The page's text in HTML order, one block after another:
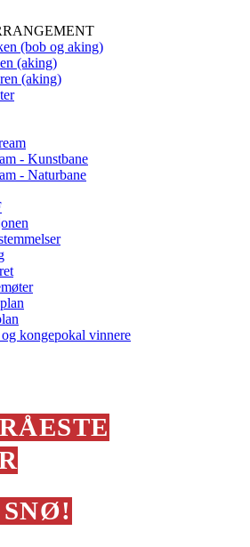
(bob og aking)
(aking)
(aking)
- Kunstbane
- Naturbane
kongepokal vinnere